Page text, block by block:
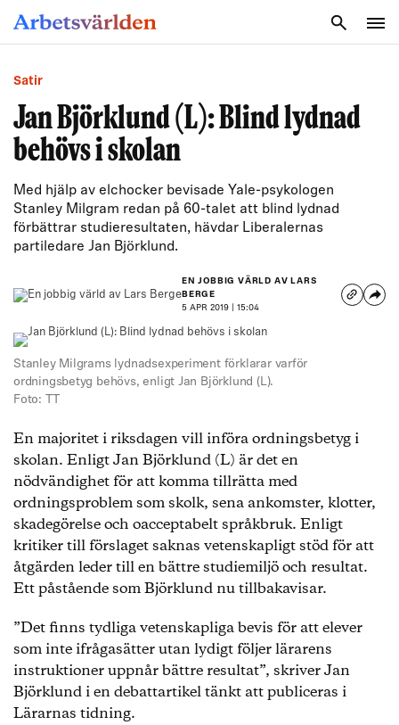
Satir
Jan Björklund (L): Blind lydnad
behövs i skolan
Med hjälp av elchocker bevisade Yale-psykologen
Stanley Milgram redan på 60-talet att blind lydnad
förbättrar studieresultaten, hävdar Liberalernas
partiledare Jan Björklund.
EN JOBBIG VÄRLD AV LARS
BERGE
5 APR 2019 | 15:04
Stanley Milgrams lydnadsexperiment förklarar varför
ordningsbetyg behövs, enligt Jan Björklund (L).
Foto: TT
En majoritet i riksdagen vill införa ordningsbetyg i
skolan. Enligt Jan Björklund (L) är det en
nödvändighet för att komma tillrätta med
ordningsproblem som skolk, sena ankomster, klotter,
skadegörelse och oacceptabelt språkbruk. Enligt
kritiker till förslaget saknas vetenskapligt stöd för att
åtgärden leder till en bättre studiemiljö och resultat.
Ett påstående som Björklund nu tillbakavisar.
”Det finns tydliga vetenskapliga bevis för att elever
som inte ifrågasätter utan lydigt följer lärarens
instruktioner uppnår bättre resultat”, skriver Jan
Björklund i en debattartikel tänkt att publiceras i
Lärarnas tidning.